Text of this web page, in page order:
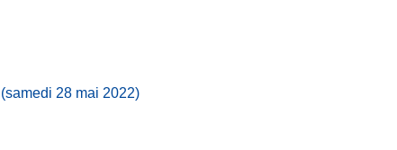
(samedi 28 mai 2022)